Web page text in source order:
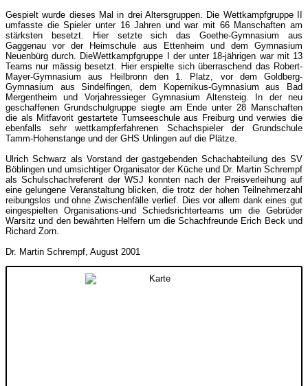
Gespielt wurde dieses Mal in drei Altersgruppen. Die Wettkampfgruppe II
umfasste die Spieler unter 16 Jahren und war mit 66 Manschaften am
stärksten besetzt. Hier setzte sich das Goethe-Gymnasium aus
Gaggenau vor der Heimschule aus Ettenheim und dem Gymnasium
Neuenbürg durch. DieWettkampfgruppe I der unter 18-jährigen war mit 13
Teams nur mässig besetzt. Hier erspielte sich überraschend das Robert-
Mayer-Gymnasium aus Heilbronn den 1. Platz, vor dem Goldberg-
Gymnasium aus Sindelfingen, dem Kopernikus-Gymnasium aus Bad
Mergentheim und Vorjahressieger Gymnasium Altensteig. In der neu
geschaffenen Grundschulgruppe siegte am Ende unter 28 Manschaften
die als Mitfavorit gestartete Turnseeschule aus Freiburg und verwies die
ebenfalls sehr wettkampferfahrenen Schachspieler der Grundschule
Tamm-Hohenstange und der GHS Unlingen auf die Plätze.
Ulrich Schwarz als Vorstand der gastgebenden Schachabteilung des SV
Böblingen und umsichtiger Organisator der Küche und Dr. Martin Schrempf
als Schulschachreferent der WSJ konnten nach der Preisverleihung auf
eine gelungene Veranstaltung blicken, die trotz der hohen Teilnehmerzahl
reibungslos und ohne Zwischenfälle verlief. Dies vor allem dank eines gut
eingespielten Organisations-und Schiedsrichterteams um die Gebrüder
Warsitz und den bewährten Helfern um die Schachfreunde Erich Beck und
Richard Zorn.
Dr. Martin Schrempf, August 2001